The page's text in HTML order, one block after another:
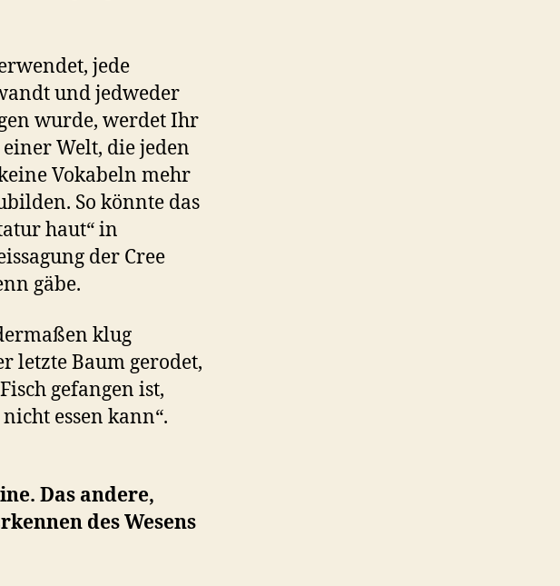
jede
und jedweder
wurde, werdet Ihr
Welt, die jeden
Vokabeln mehr
So könnte das
haut“ in
der Cree
gäbe.
klug
letzte Baum gerodet,
gefangen ist,
essen kann“.
Das andere,
des Wesens